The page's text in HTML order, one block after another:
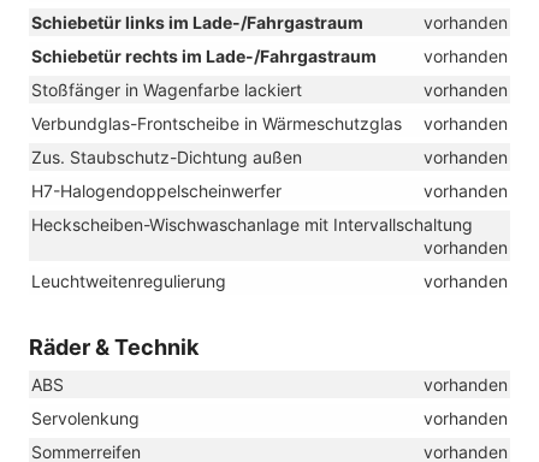
Schiebetür links im Lade-/Fahrgastraum
vorhanden
Schiebetür rechts im Lade-/Fahrgastraum
vorhanden
Stoßfänger in Wagenfarbe lackiert
vorhanden
Verbundglas-Frontscheibe in Wärmeschutzglas
vorhanden
Zus. Staubschutz-Dichtung außen
vorhanden
H7-Halogendoppelscheinwerfer
vorhanden
Heckscheiben-Wischwaschanlage mit Intervallschaltung
vorhanden
Leuchtweitenregulierung
vorhanden
Räder & Technik
ABS
vorhanden
Servolenkung
vorhanden
Sommerreifen
vorhanden